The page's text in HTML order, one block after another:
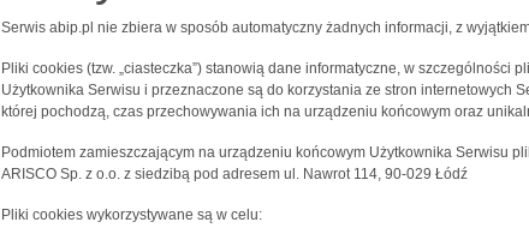
Serwis abip.pl nie zbiera w sposób automatyczny żadnych informacji, z
Pliki cookies (tzw. „ciasteczka”) stanowią dane informatyczne, w szczególności
Użytkownika Serwisu i przeznaczone są do korzystania ze stron internetowych
której pochodzą, czas przechowywania ich na urządzeniu końcowym oraz
Podmiotem zamieszczającym na urządzeniu końcowym Użytkownika Serwisu
ARISCO Sp. z o.o. z siedzibą pod adresem ul. Nawrot 114, 90-029 Łódź
Pliki cookies wykorzystywane są w celu: